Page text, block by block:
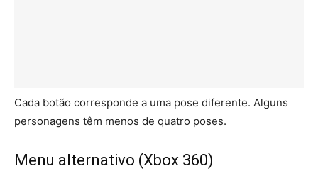
Cada botão corresponde a uma pose diferente. Alguns
personagens têm menos de quatro poses.
Menu alternativo (Xbox 360)